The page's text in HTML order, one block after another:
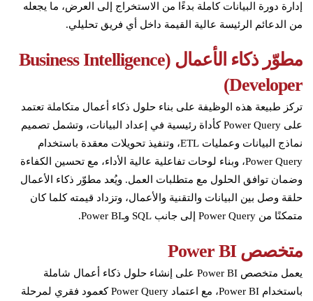
إدارة دورة البيانات كاملة بدءًا من الاستخراج إلى العرض، ما يجعله
من الدعائم الرئيسة عالية القيمة داخل أي فريق تحليلي.
مطوّر ذكاء الأعمال (Business Intelligence
Developer)
تركز طبيعة هذه الوظيفة على بناء حلول ذكاء أعمال متكاملة تعتمد
على Power Query كأداة رئيسية في إعداد البيانات، وتشمل تصميم
نماذج البيانات وعمليات ETL، وتنفيذ تحويلات معقدة باستخدام
Power Query، وبناء لوحات تفاعلية عالية الأداء، مع تحسين الكفاءة
وضمان توافق الحلول مع متطلبات العمل. ويُعد مطوّر ذكاء الأعمال
حلقة وصل بين البيانات والتقنية والأعمال، وتزداد قيمته كلما كان
متمكنًا من Power Query إلى جانب SQL وـPower BI.
متخصص Power BI
يعمل متخصص Power BI على إنشاء حلول ذكاء أعمال شاملة
باستخدام Power BI، مع اعتماد Power Query كعمود فقري لمرحلة